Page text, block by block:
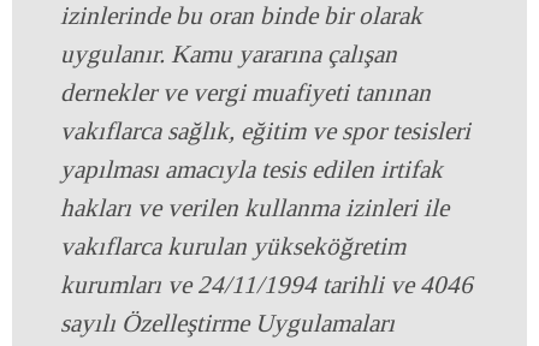
izinlerinde bu oran binde bir olarak
uygulanır. Kamu yararına çalışan
dernekler ve vergi muafiyeti tanınan
vakıflarca sağlık, eğitim ve spor tesisleri
yapılması amacıyla tesis edilen irtifak
hakları ve verilen kullanma izinleri ile
vakıflarca kurulan yükseköğretim
kurumları ve 24/11/1994 tarihli ve 4046
sayılı Özelleştirme Uygulamaları